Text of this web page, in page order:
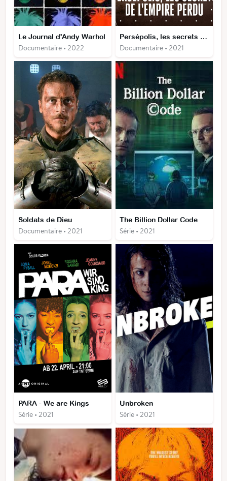
Le Journal d'Andy Warhol
Documentaire • 2022
Persépolis, les secrets de l'empire perdu
Documentaire • 2021
Soldats de Dieu
Documentaire • 2021
The Billion Dollar Code
Série • 2021
PARA - We are Kings
Série • 2021
Unbroken
Série • 2021